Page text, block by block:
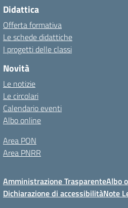
Didattica
Offerta formativa
Le schede didattiche
I progetti delle classi
Novità
Le notizie
Le circolari
Calendario eventi
Albo online
Area PON
Area PNRR
Amministrazione TrasparenteAlbo
Dichiarazione di accessibilitàNote